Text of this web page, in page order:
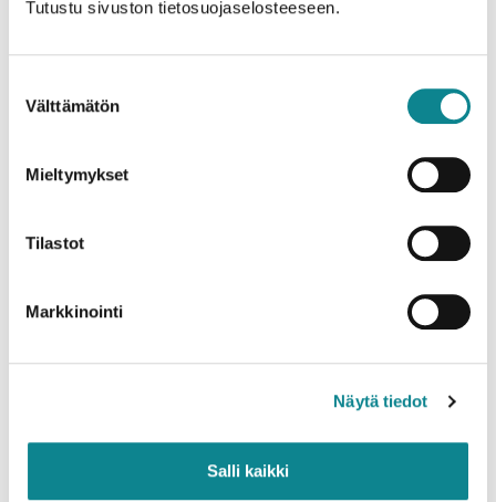
Tutustu sivuston tietosuojaselosteeseen.
valinta
Välttämätön
Mieltymykset
Tilastot
Markkinointi
Näytä tiedot
Salli kaikki